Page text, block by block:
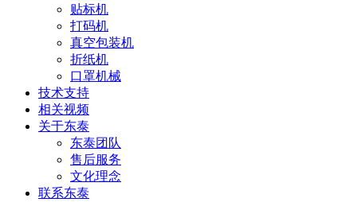
贴标机
打码机
真空包装机
折纸机
口罩机械
技术支持
相关视频
关于东泰
东泰团队
售后服务
文化理念
联系东泰